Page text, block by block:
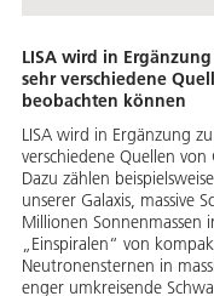
LISA wird in
sehr verschiedene
beobachten können
LISA wird in Ergänzung
verschiedene Quellen
Dazu zählen
unserer Galaxis, massive
Millionen Sonnenmassen
„Einspiralen“ von
Neutronensternen in
enger umkreisende